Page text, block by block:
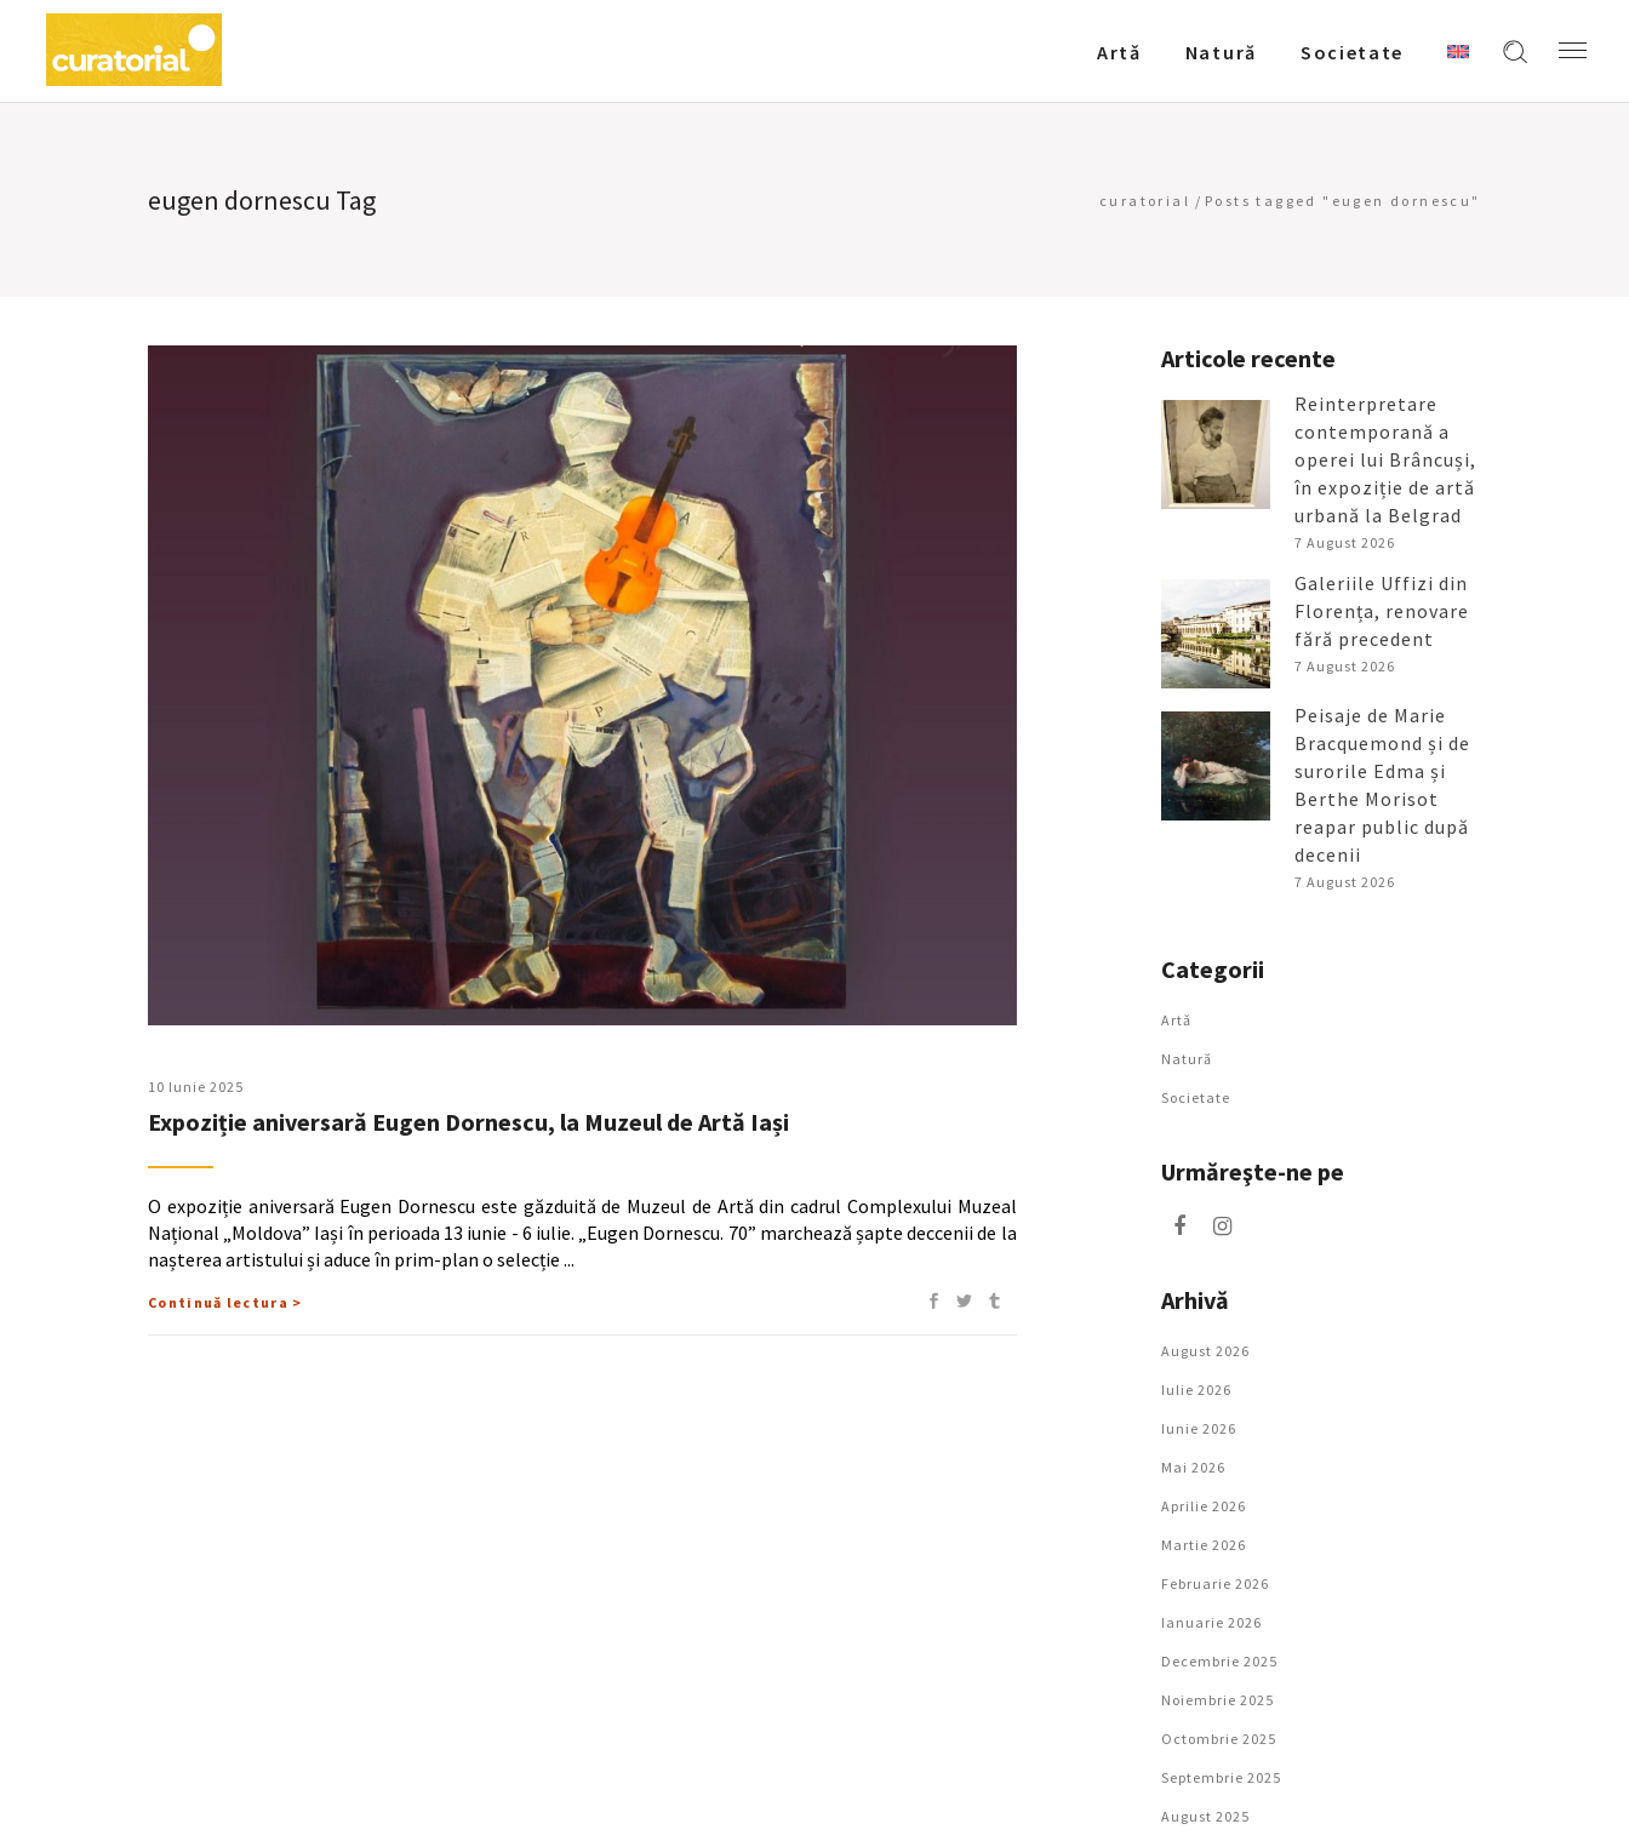
Artǎ Natură Societate
eugen dornescu Tag curatorial / Posts tagged "eugen dornescu"
10 Iunie 2025
Expoziție aniversară Eugen Dornescu, la Muzeul de Artă Iași
O expoziție aniversară Eugen Dornescu este găzduită de Muzeul de Artă din cadrul Complexului Muzeal
Național „Moldova” Iași în perioada 13 iunie - 6 iulie. „Eugen Dornescu. 70” marchează șapte deccenii de la
nașterea artistului și aduce în prim-plan o selecție
Continuă lectura >
Articole recente
Reinterpretare
contemporană a
operei lui Brâncuși,
în expoziție de artă
urbană la Belgrad
7 August 2026
Galeriile Uffizi din
Florența, renovare
fără precedent
7 August 2026
Peisaje de Marie
Bracquemond și de
surorile Edma și
Berthe Morisot
reapar public după
decenii
7 August 2026
Categorii
Artǎ
Natură
Societate
Urmăreşte-ne pe
Arhivă
August 2026
Iulie 2026
Iunie 2026
Mai 2026
Aprilie 2026
Martie 2026
Februarie 2026
Ianuarie 2026
Decembrie 2025
Noiembrie 2025
Octombrie 2025
Septembrie 2025
August 2025